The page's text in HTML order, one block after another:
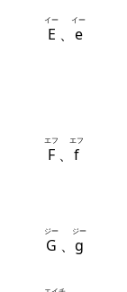
E
イー
、 e
イー
F
エフ
、 f
エフ
G
ジー
、 g
ジー